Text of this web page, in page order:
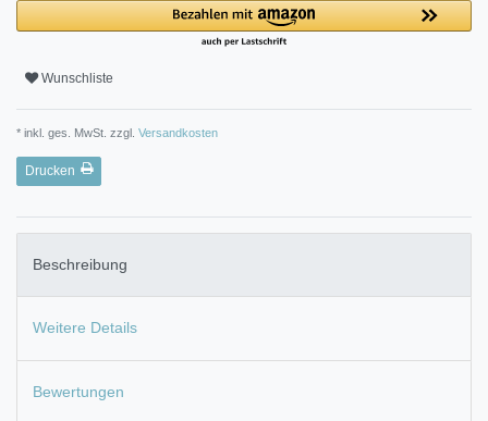
Wunschliste
* inkl. ges. MwSt. zzgl. Versandkosten
Drucken
Beschreibung
Weitere Details
Bewertungen